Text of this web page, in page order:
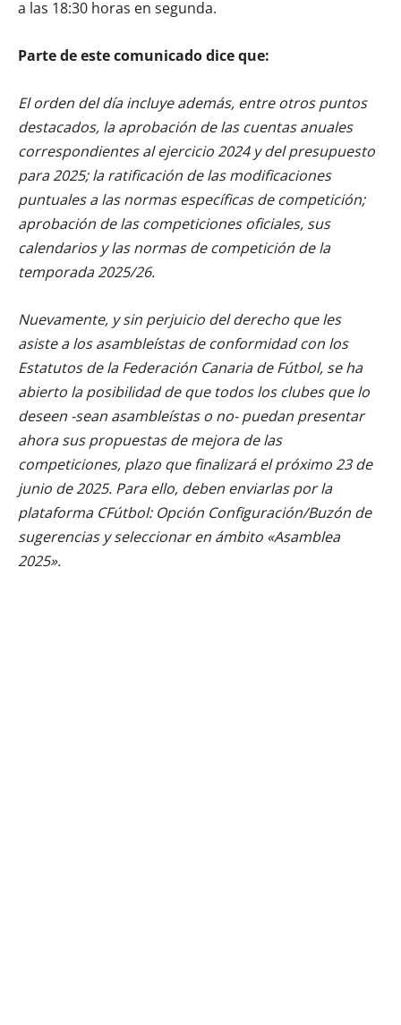
a las 18:30 horas en segunda.
Parte de este comunicado dice que:
El orden del día incluye además, entre otros puntos
destacados, la aprobación de las cuentas anuales
correspondientes al ejercicio 2024 y del presupuesto
para 2025; la ratificación de las modificaciones
puntuales a las normas específicas de competición;
aprobación de las competiciones oficiales, sus
calendarios y las normas de competición de la
temporada 2025/26.
Nuevamente, y sin perjuicio del derecho que les
asiste a los asambleístas de conformidad con los
Estatutos de la Federación Canaria de Fútbol, se ha
abierto la posibilidad de que todos los clubes que lo
deseen -sean asambleístas o no- puedan presentar
ahora sus propuestas de mejora de las
competiciones, plazo que finalizará el próximo 23 de
junio de 2025. Para ello, deben enviarlas por la
plataforma CFútbol: Opción Configuración/Buzón de
sugerencias y seleccionar en ámbito «Asamblea
2025».